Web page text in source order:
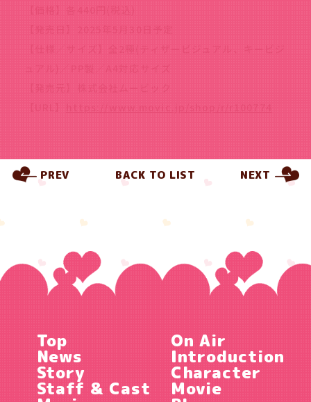
【価格】各440円(税込)
【発売日】2025年5月30日予定
【仕様／サイズ】全2種(ティザービジュアル、キービジ
ュアル)／PP製／A4対応サイズ
【発売元】株式会社ムービック
【URL】
https://www.movic.jp/shop/r/r100774
PREV BACK TO LIST NEXT
Top On Air
News Introduction
Story Character
Staff & Cast Movie